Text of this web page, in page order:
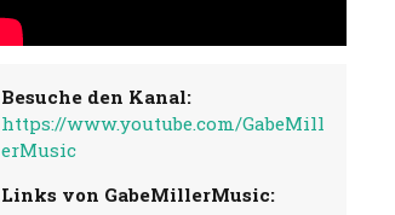
Besuche den Kanal:
https://www.youtube.com/GabeMill
erMusic
Links von GabeMillerMusic: